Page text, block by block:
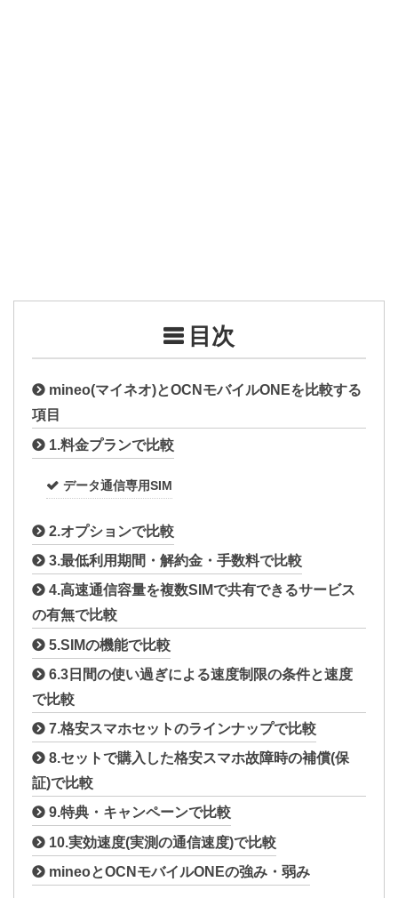
目次
mineo(マイネオ)とOCNモバイルONEを比較する
項目
1.料金プランで比較
データ通信専用SIM
2.オプションで比較
3.最低利用期間・解約金・手数料で比較
4.高速通信容量を複数SIMで共有できるサービス
の有無で比較
5.SIMの機能で比較
6.3日間の使い過ぎによる速度制限の条件と速度
で比較
7.格安スマホセットのラインナップで比較
8.セットで購入した格安スマホ故障時の補償(保
証)で比較
9.特典・キャンペーンで比較
10.実効速度(実測の通信速度)で比較
mineoとOCNモバイルONEの強み・弱み